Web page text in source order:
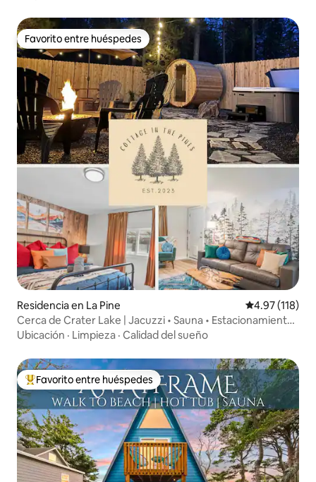
Favorito entre huéspedes
Favorito entre huéspedes
Residencia en La Pine Calificación
4.97 (118)
Cerca de Crater Lake | Jacuzzi • Sauna • Estacionamiento
amplio
Ubicación · Limpieza · Calidad del sueño
De los mejores en Favorito entre huéspedes
Favorito entre huéspedes